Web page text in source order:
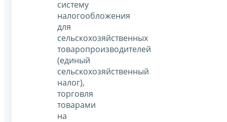
систему
налогообложения
для
сельскохозяйственных
товаропроизводителей
(единый
сельскохозяйственный
налог),
торговля
товарами
на